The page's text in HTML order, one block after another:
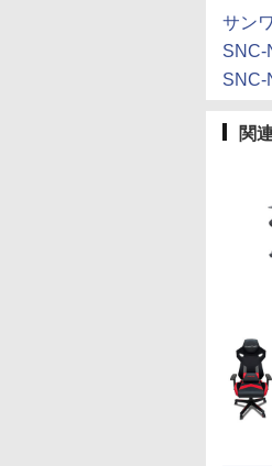
サン
SNC-
SNC-
関